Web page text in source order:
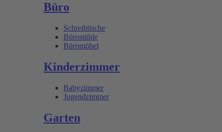
Büro
Schreibtische
Bürostühle
Büromöbel
Kinderzimmer
Babyzimmer
Jugendzimmer
Garten